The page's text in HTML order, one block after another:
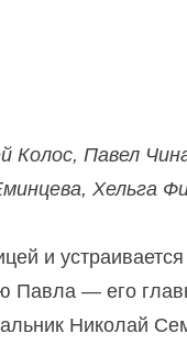
Колос, Павел
Хельга
и устраивается
— его
Николай